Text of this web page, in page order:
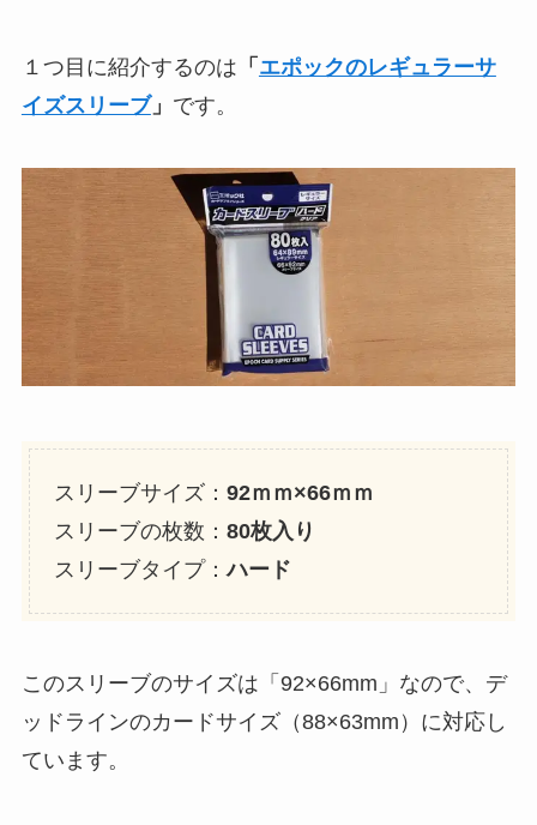
１つ目に紹介するのは 「 エポックのレギュラーサ
イズスリーブ」 です。
スリーブサイズ： 92ｍｍ×66ｍｍ
スリーブの枚数： 80枚入り
スリーブタイプ：ハード
このスリーブのサイズは「92×66mm」なので、デ
ッドラインのカードサイズ（88×63mm）に対応し
ています。